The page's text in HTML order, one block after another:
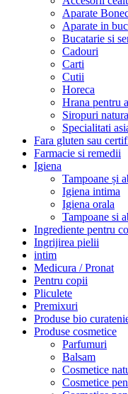
Aparate
Aparate in
Bucatarie si
Cadouri
Carti
Cutii
Horeca
Hrana pentru
Siropuri
Specialitati
Fara gluten sau
Farmacie si remedii
Igiena
Tampoane și
Igiena intima
Igiena orala
Tampoane si
Ingrediente pentru
Ingrijirea pielii
intim
Medicura / Pronat
Pentru copii
Pliculete
Premixuri
Produse bio
Produse cosmetice
Parfumuri
Balsam
Cosmetice
Cosmetice